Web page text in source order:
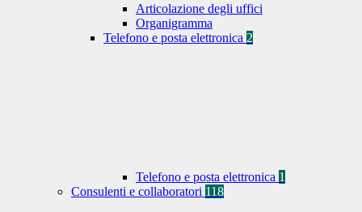
Articolazione degli uffici
Organigramma
Telefono e posta elettronica 2
Telefono e posta elettronica 1
Consulenti e collaboratori 118